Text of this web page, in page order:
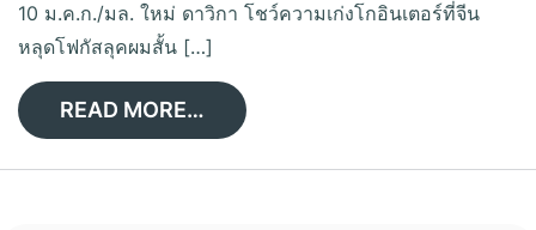
10 ม.ค.ก./มล. ใหม่ ดาวิกา โชว์ความเก่งโกอินเตอร์ที่จีน
หลุดโฟกัสลุคผมสั้น […]
READ MORE…